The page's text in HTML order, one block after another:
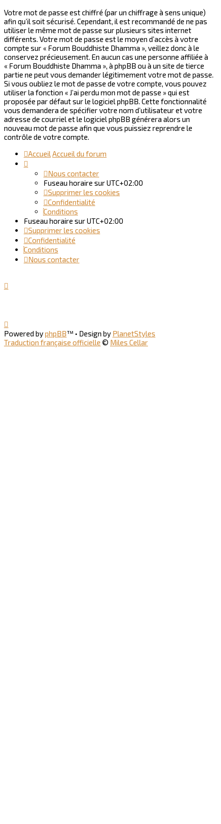
Votre mot de passe est chiffré (par un chiffrage à sens unique)
afin qu’il soit sécurisé. Cependant, il est recommandé de ne pas
utiliser le même mot de passe sur plusieurs sites internet
différents. Votre mot de passe est le moyen d’accès à votre
compte sur « Forum Bouddhiste Dhamma », veillez donc à le
conservez précieusement. En aucun cas une personne affiliée à
« Forum Bouddhiste Dhamma », à phpBB ou à un site de tierce
partie ne peut vous demander légitimement votre mot de passe.
Si vous oubliez le mot de passe de votre compte, vous pouvez
utiliser la fonction « J’ai perdu mon mot de passe » qui est
proposée par défaut sur le logiciel phpBB. Cette fonctionnalité
vous demandera de spécifier votre nom d’utilisateur et votre
adresse de courriel et le logiciel phpBB générera alors un
nouveau mot de passe afin que vous puissiez reprendre le
contrôle de votre compte.
AccueilAccueil du forum
Nous contacter
Fuseau horaire surUTC+02:00
Supprimer les cookies
Confidentialité
Conditions
Fuseau horaire surUTC+02:00
Supprimer les cookies
Confidentialité
Conditions
Nous contacter
Powered byphpBB™ • Design by PlanetStyles
Traduction française officielle © Miles Cellar